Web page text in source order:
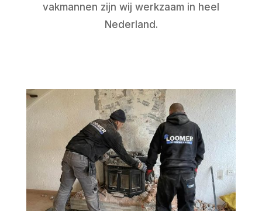
vakmannen zijn wij werkzaam in heel
Nederland.